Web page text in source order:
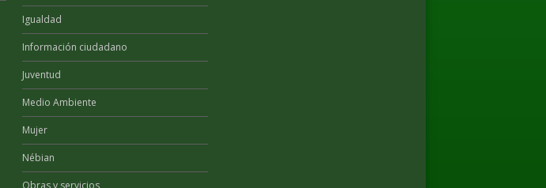
Igualdad
Información ciudadano
Juventud
Medio Ambiente
Mujer
Nébian